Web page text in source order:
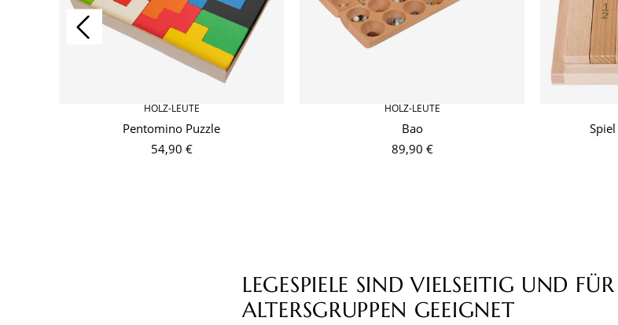
HOLZ-LEUTE
Pentomino Puzzle
54,90 €
HOLZ-LEUTE
Bao
89,90 €
LEGESPIELE SIND VIELSEITIG UND
ALTERSGRUPPEN GEEIGNET